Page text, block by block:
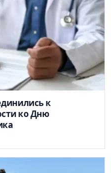
к
ко Дню